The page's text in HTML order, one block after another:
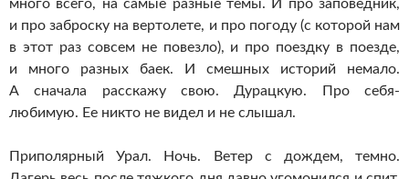
много всего, на самые разные темы. И про заповедник,
и про заброску на вертолете, и про погоду (с которой нам
в этот раз совсем не повезло), и про поездку в поезде,
и много разных баек. И смешных историй немало.
А сначала расскажу свою. Дурацкую. Про себя-
любимую. Ее никто не видел и не слышал.
Приполярный Урал. Ночь. Ветер с дождем, темно.